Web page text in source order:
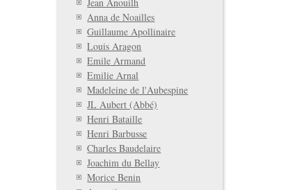
Anna de Noailles
Guillaume Apollinaire
Louis Aragon
Emile Armand
Emilie Arnal
Madeleine de l'Aubespine
JL Aubert (Abbé)
Henri Bataille
Henri Barbusse
Charles Baudelaire
Joachim du Bellay
Morice Benin